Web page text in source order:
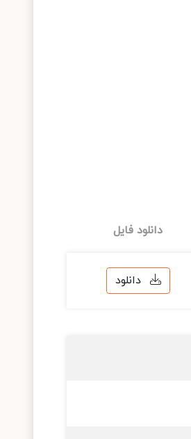
دانلود فایل
دانلود